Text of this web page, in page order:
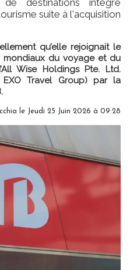
suite à l'acquisition
qu’elle rejoignait le
mondiaux du voyage et du
Wise Holdings Pte. Ltd.
Travel Group) par la
le Jeudi 25 Juin 2026 à 09:28